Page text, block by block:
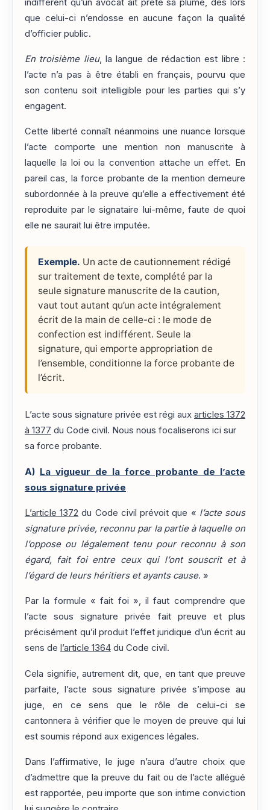
indifférent qu’un avocat ait prêté sa plume, dès lors
que celui-ci n’endosse en aucune façon la qualité
d’officier public.
En troisième lieu, la langue de rédaction est libre :
l’acte n’a pas à être établi en français, pourvu que
son contenu soit intelligible pour les parties qui s’y
engagent.
Cette liberté connaît néanmoins une nuance lorsque
l’acte comporte une mention non manuscrite à
laquelle la loi ou la convention attache un effet. En
pareil cas, la force probante de la mention demeure
subordonnée à la preuve qu’elle a effectivement été
reproduite par le signataire lui-même, faute de quoi
elle ne saurait lui être imputée.
Exemple. Un acte de cautionnement rédigé
sur traitement de texte, complété par la
seule signature manuscrite de la caution,
vaut tout autant qu’un acte intégralement
écrit de la main de celle-ci : le mode de
confection est indifférent. Seule la
signature, qui emporte appropriation de
l’ensemble, conditionne la force probante de
l’écrit.
L’acte sous signature privée est régi aux articles 1372
à 1377 du Code civil. Nous nous focaliserons ici sur
sa force probante.
A) La vigueur de la force probante de l’acte
sous signature privée
L’article 1372 du Code civil prévoit que « l’acte sous
signature privée, reconnu par la partie à laquelle on
l’oppose ou légalement tenu pour reconnu à son
égard, fait foi entre ceux qui l’ont souscrit et à
l’égard de leurs héritiers et ayants cause. »
Par la formule « fait foi », il faut comprendre que
l’acte sous signature privée fait preuve et plus
précisément qu’il produit l’effet juridique d’un écrit au
sens de l’article 1364 du Code civil.
Cela signifie, autrement dit, que, en tant que preuve
parfaite, l’acte sous signature privée s’impose au
juge, en ce sens que le rôle de celui-ci se
cantonnera à vérifier que le moyen de preuve qui lui
est soumis répond aux exigences légales.
Dans l’affirmative, le juge n’aura d’autre choix que
d’admettre que la preuve du fait ou de l’acte allégué
est rapportée, peu importe que son intime conviction